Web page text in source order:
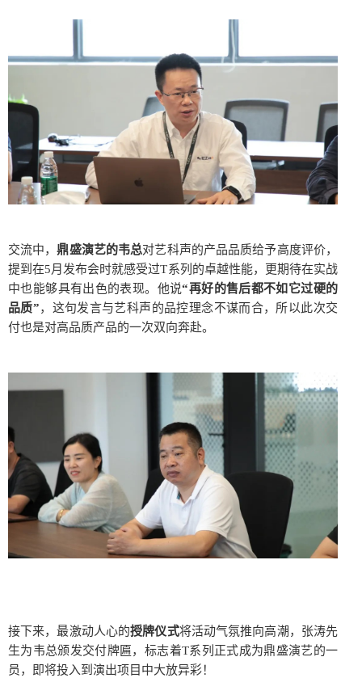
交流中，鼎盛演艺的韦总对艺科声的产品品质给予高度评价，
提到在5月发布会时就感受过T系列的卓越性能，更期待在实战
中也能够具有出色的表现。他说“再好的售后都不如它过硬的
品质”，这句发言与艺科声的品控理念不谋而合，所以此次交
付也是对高品质产品的一次双向奔赴。
接下来，最激动人心的授牌仪式将活动气氛推向高潮，张涛先
生为韦总颁发交付牌匾，标志着T系列正式成为鼎盛演艺的一
员，即将投入到演出项目中大放异彩！